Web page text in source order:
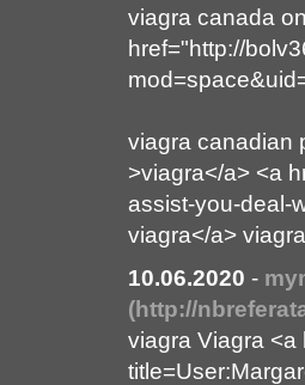
viagra canada
href="http://
viagra canadian
>viagra</a> <a
assist-you-deal-
viagra</a>
10.06.2020 -
(http://
viagra Viagra <a